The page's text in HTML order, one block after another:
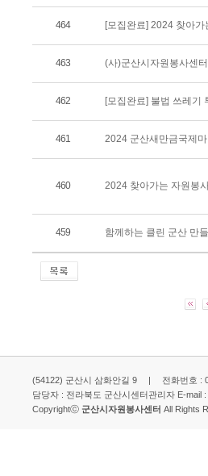
464 [모집완료] 2024 찾아
463 (사)군산시자원봉사센
462 [모집완료] 불법 쓰레기
461 2024 군산새만금국제
460 2024 찾아가는 자원봉
459 함께하는 클린 군산 만
(54122) 군산시 삼화안길 9 | 전화번호 :
담당자 : 전라북도 군산시센터관리자 E-mail :
Copyrightⓒ 군산시자원봉사센터 All Rights